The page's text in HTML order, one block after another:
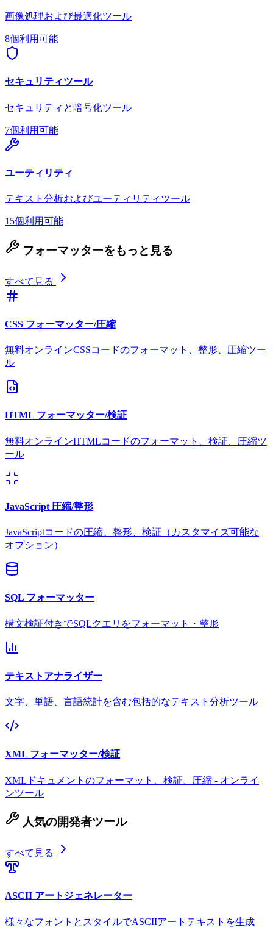
画像処理および最適化ツール
8個利用可能
セキュリティツール
セキュリティと暗号化ツール
7個利用可能
ユーティリティ
テキスト分析およびユーティリティツール
15個利用可能
フォーマッターをもっと見る
すべて見る
CSS フォーマッター/圧縮
無料オンラインCSSコードのフォーマット、整形、圧縮ツー
ル
HTML フォーマッター/検証
無料オンラインHTMLコードのフォーマット、検証、圧縮ツ
ール
JavaScript 圧縮/整形
JavaScriptコードの圧縮、整形、検証（カスタマイズ可能な
オプション）
SQL フォーマッター
構文検証付きでSQLクエリをフォーマット・整形
テキストアナライザー
文字、単語、言語統計を含む包括的なテキスト分析ツール
XML フォーマッター/検証
XMLドキュメントのフォーマット、検証、圧縮 - オンライ
ンツール
人気の開発者ツール
すべて見る
ASCII アートジェネレーター
様々なフォントとスタイルでASCIIアートテキストを生成